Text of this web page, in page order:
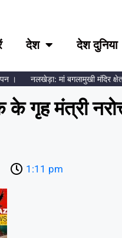
देश देश दुनिया
नलखेड़ा: मां बगलामुखी मंदिर क्षेत्र
के गृह मंत्री
1:11 pm